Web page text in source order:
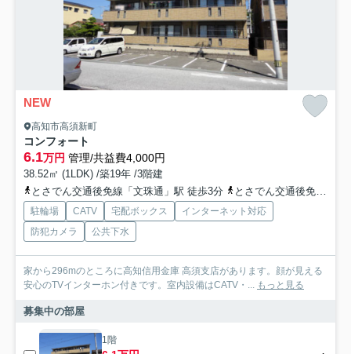
NEW
高知市高須新町
コンフォート
6.1万円 管理/共益費4,000円
38.52㎡ (1LDK) /築19年 /3階建
とさでん交通後免線「文珠通」駅 徒歩3分
とさでん交通後免線「高須」駅 徒歩5分
駐輪場 CATV 宅配ボックス
インターネット対応
防犯カメラ
公共下水
家から296mのところに高知信用金庫 高須支店があります。顔が見える
安心のTVインターホン付きです。室内設備はCATV・... もっと見る
募集中の部屋
1階